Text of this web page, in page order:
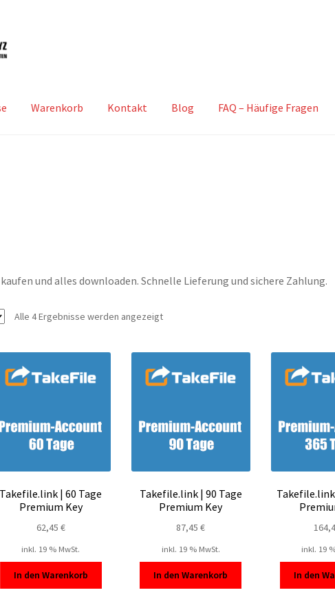
Warenkorb Kontakt Blog FAQ – Häufige Fragen
und alles downloaden. Schnelle Lieferung und sichere Zahlung.
Alle 4 Ergebnisse werden angezeigtNach
Takefile.link | 60 Tage
Premium Key
62,45 €
inkl. 19 % MwSt.
In den Warenkorb
Takefile.link | 90 Tage
Premium Key
87,45€
inkl. 19 % MwSt.
In den Warenkorb
inkl. 19
In den